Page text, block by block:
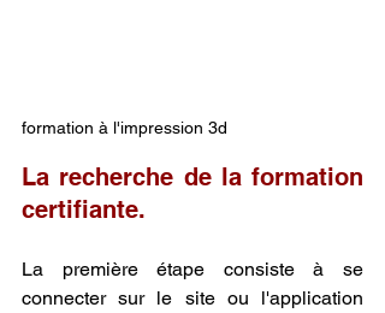
formation à l'impression 3d
La recherche de la formation
certifiante.
La première étape consiste à se